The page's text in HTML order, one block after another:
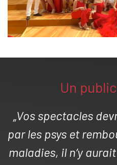
Un
„Vos spectacles
par les psys et
maladies, il n’y